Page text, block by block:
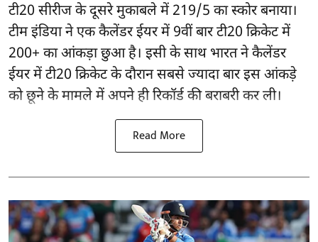
टी20 सीरीज के दूसरे मुकाबले में 219/5 का स्कोर बनाया।
टीम इंडिया ने एक कैलेंडर ईयर में 9वीं बार टी20 क्रिकेट में
200+ का आंकड़ा छुआ है। इसी के साथ भारत ने कैलेंडर
ईयर में टी20 क्रिकेट के दौरान सबसे ज्यादा बार इस आंकड़े
को छूने के मामले में अपने ही रिकॉर्ड की बराबरी कर ली।
Read More